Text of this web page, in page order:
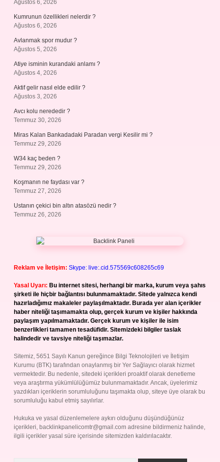
Ağustos 6, 2026
Kumrunun özellikleri nelerdir ?
Ağustos 6, 2026
Avlanmak spor mudur ?
Ağustos 5, 2026
Atiye isminin kurandaki anlamı ?
Ağustos 4, 2026
Aktif gelir nasıl elde edilir ?
Ağustos 3, 2026
Avcı kolu nerededir ?
Temmuz 30, 2026
Miras Kalan Bankadadaki Paradan vergi Kesilir mi ?
Temmuz 29, 2026
W34 kaç beden ?
Temmuz 29, 2026
Koşmanın ne faydası var ?
Temmuz 27, 2026
Ustanın çekici bin altın atasözü nedir ?
Temmuz 26, 2026
Reklam ve İletişim: Skype: live:.cid.575569c608265c69
Yasal Uyarı: Bu internet sitesi, herhangi bir marka, kurum veya şahıs
şirketi ile hiçbir bağlantısı bulunmamaktadır. Sitede yalnızca kendi
hazırladığımız makaleler paylaşılmaktadır. Burada yer alan içerikler
haber niteliği taşımamakta olup, gerçek kurum ve kişiler hakkında
paylaşım yapılmamaktadır. Gerçek kurum ve kişiler ile isim
benzerlikleri tamamen tesadüfidir. Sitemizdeki bilgiler taslak
halindedir ve tavsiye niteliği taşımazlar.
Sitemiz, 5651 Sayılı Kanun gereğince Bilgi Teknolojileri ve İletişim
Kurumu (BTK) tarafından onaylanmış bir Yer Sağlayıcı olarak hizmet
vermektedir. Bu nedenle, sitedeki içerikleri proaktif olarak denetleme
veya araştırma yükümlülüğümüz bulunmamaktadır. Ancak, üyelerimiz
yazdıkları içeriklerin sorumluluğunu taşımakta olup, siteye üye olarak bu
sorumluluğu kabul etmiş sayılırlar.
Hukuka ve yasal düzenlemelere aykırı olduğunu düşündüğünüz
içerikleri, backlinkpanelicomtr@gmail.com adresine bildirmeniz halinde,
ilgili içerikler yasal süre içerisinde sitemizden kaldırılacaktır.